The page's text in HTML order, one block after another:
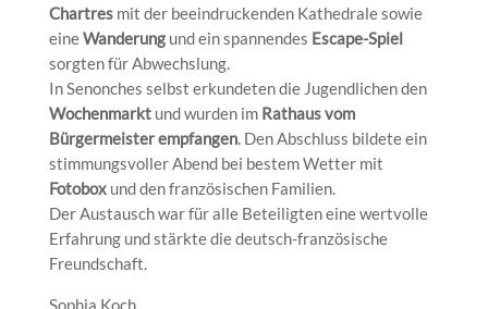
Chartresmit der beeindruckenden Kathedrale sowie
eineWanderungund ein spannendes Escape-Spiel
sorgten für Abwechslung.
In Senonches selbst erkundeten die Jugendlichen den
Wochenmarktund wurden im Rathaus vom
Bürgermeister empfangen. Den Abschluss bildete ein
stimmungsvoller Abend bei bestem Wetter mit
Fotoboxund den französischen Familien.
Der Austausch war für alle Beteiligten eine wertvolle
Erfahrung und stärkte die deutsch-französische
Freundschaft.
Sophia Koch